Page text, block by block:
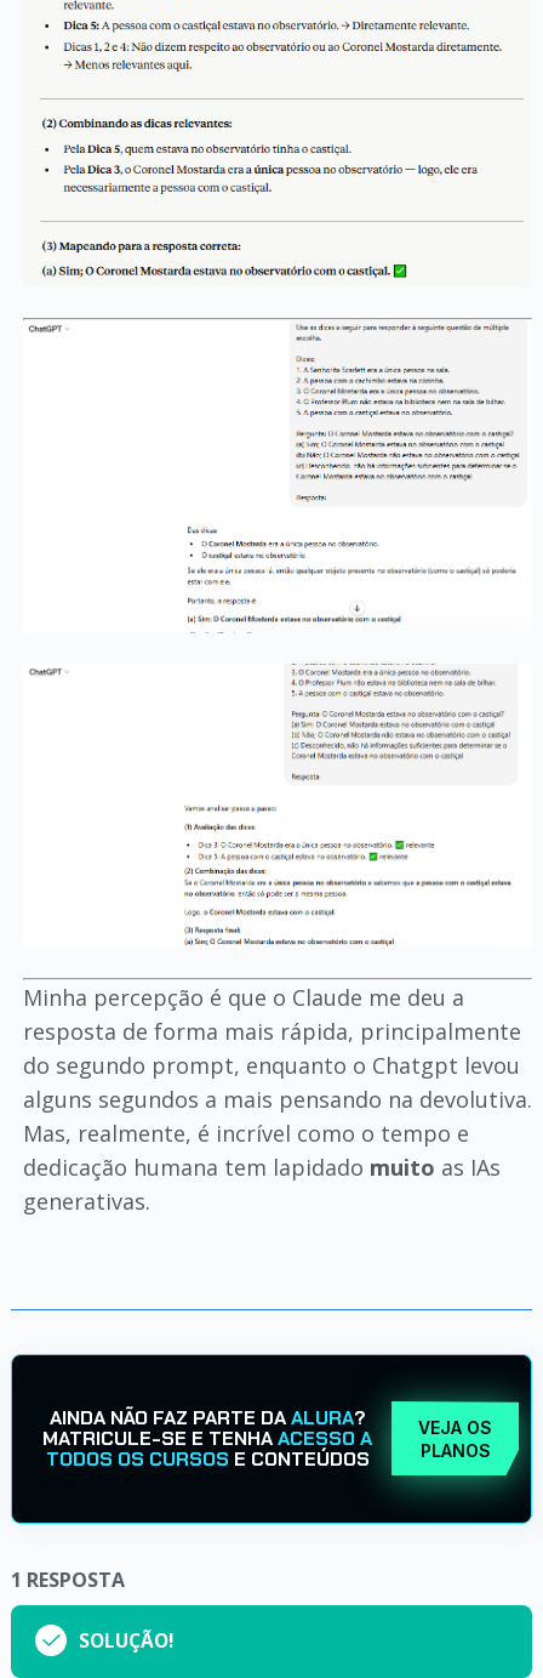
Minha percepção é que o Claude me deu a
resposta de forma mais rápida, principalmente
do segundo prompt, enquanto o Chatgpt levou
alguns segundos a mais pensando na devolutiva.
Mas, realmente, é incrível como o tempo e
dedicação humana tem lapidado muito as IAs
generativas.
AINDA NÃO FAZ PARTE DAALURA?
MATRICULE-SE E TENHAACESSO A
TODOS OS CURSOS E CONTEÚDOS
VEJA OS
PLANOS
1 RESPOSTA
SOLUÇÃO!